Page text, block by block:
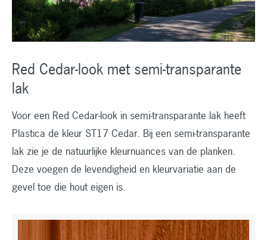
Red Cedar-look met semi-transparante
lak
Voor een Red Cedar-look in semi-transparante lak heeft
Plastica de kleur ST17 Cedar. Bij een semi-transparante
lak zie je de natuurlijke kleurnuances van de planken.
Deze voegen de levendigheid en kleurvariatie aan de
gevel toe die hout eigen is.